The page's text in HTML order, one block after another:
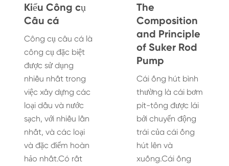
Kiểu Công cụ
Câu cá
Công cụ câu cá là
công cụ đặc biệt
được sử dụng
nhiều nhất trong
việc xây dựng các
loại dầu và nước
sạch, với nhiều lần
nhất, và các loại
và đặc điểm hoàn
hảo nhất.Có rất
The
Composition
and Principle
of Suker Rod
Pump
Cái ống hút bình
thường là cái bơm
pít-tông được lái
bởi chuyển động
trái của cái ống
hút lên và
xuống.Cái ống